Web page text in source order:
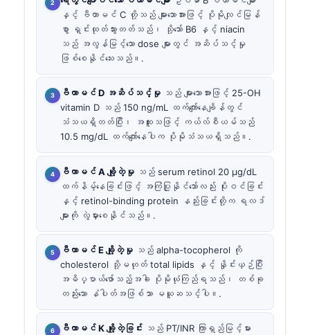
နှင့် ဗီတာမင် C တို့သည် များသောအားဖြင့် ပိုမိုလျင်မြန်
စွာ ရှင်းထုတ်သွားတတ်သည်၊ သို့သော် B6 နှင့် niacin
သည် အလွန်မြင့်သော dose များတွင် အဆိပ်သင့်မှု
ဖြစ်စေနိုင်သေးသည်။.
ဗီတာမင် D အဆိပ်သင့်မှု သည် များသောအားဖြင့် 25-OH
vitamin D သည် 150 ng/mL ထက်ကျော်နေချိန်တွင်
သံသယရှိတတ်ပြီး၊ အထူးသဖြင့် ကယ်လ်စီယမ်သည်
10.5 mg/dL ထက်ကျော်နေပါက ပိုမိုသံသယရှိသည်။.
ဗီတာမင် A ချို့တဲ့မှု သည် serum retinol 20 µg/dL
ထက်နိမ့်နေခြင်းဖြင့် အကြံပြုနိုင်သော်လည်း ပိုးဝင်ခြင်း
နှင့် retinol-binding protein နည်းခြင်းတို့က ရလဒ်
များကို လွဲမှားစေနိုင်သည်။.
ဗီတာမင် E ချို့တဲ့မှု သည် alpha-tocopherol ကို
cholesterol သို့မဟုတ် total lipids နှင့် နှိုင်းယှဉ်ပြီး
အဓိပ္ပာယ်ဖော်သည့်အခါ ပိုမိုယုံကြည်ရသည်၊ တစ်ခု
တည်းသော နံပါတ်အဖြစ်သာ မယူဆသင့်ပါ။.
ဗီတာမင် K ချို့တဲ့ခြင်း သည် PT/INR ကြာရှည်မြင့်မား